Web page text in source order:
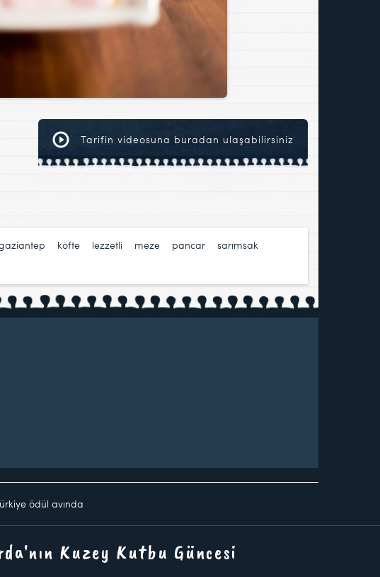
Tarifin videosuna buradan ulaşabilirsiniz
köfte lezzetli meze pancar sarımsak
ödül avında
Kuzey Kutbu Güncesi